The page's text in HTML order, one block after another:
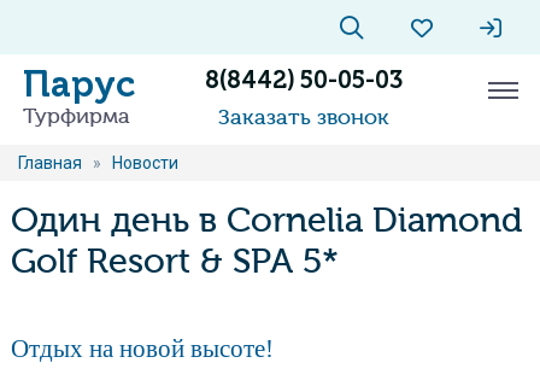
Парус
Турфирма
8(8442) 50-05-03
Заказать звонок
Главная » Новости
Один день в Cornelia Diamond
Golf Resort & SPA 5*
Отдых на новой высоте!